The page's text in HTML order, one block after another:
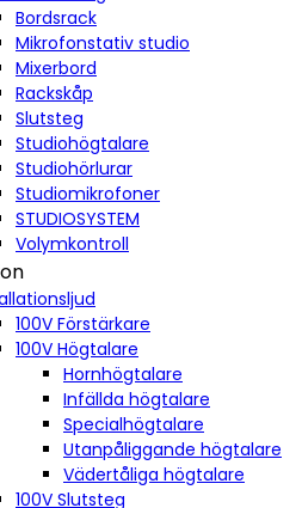
Bordsrack
Mikrofonstativ studio
Mixerbord
Rackskåp
Slutsteg
Studiohögtalare
Studiohörlurar
Studiomikrofoner
STUDIOSYSTEM
Volymkontroll
100V Förstärkare
100V Högtalare
Hornhögtalare
Infällda högtalare
Specialhögtalare
Utanpåliggande högtalare
Vädertåliga högtalare
100V Slutsteg